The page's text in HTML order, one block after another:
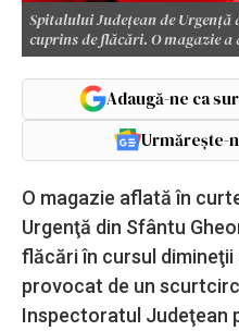
Spitalului Judeţean de Urgenţă
cuprins de flăcări. O magazie
Adaugă-ne ca
Urmărește-
O magazie aflată în
Urgenţă din Sfântu
flăcări în cursul dimineţii
provocat de un
Inspectoratul Judeţean